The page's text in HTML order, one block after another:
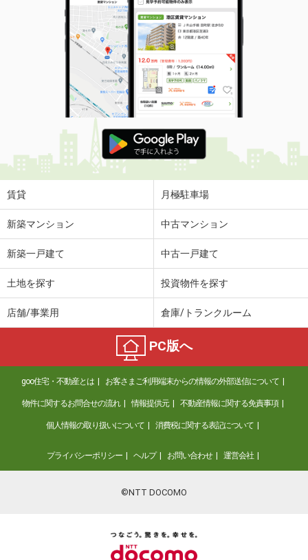
賃貸 月極駐車場
新築マンション 中古マンション
新築一戸建て 中古一戸建て
土地を探す 投資物件を探す
店舗/事業用 倉庫/トランクルーム
PC版へ
goo住宅・不動産とは お客さまご利用端末からの情報の外部送信について
物件に関するお問合せの流れ 情報提供元 不動産情報に関する免責事項
個人情報の取り扱いについて 消費税に関する表記について
プライバシーポリシー ヘルプ お問い合わせ 運営会社
©NTT DOCOMO